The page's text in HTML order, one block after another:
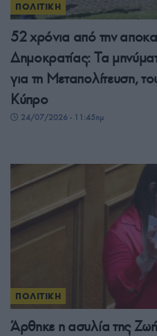
ΠΟΛΙΤΙΚΗ
52 χρόνια από την
Δημοκρατίας: Τα
για τη Μεταπολίτευση,
Κύπρο
24/07/2026 - 11:45πμ
ΠΟΛΙΤΙΚΗ
Άρθηκε η ασυλία της